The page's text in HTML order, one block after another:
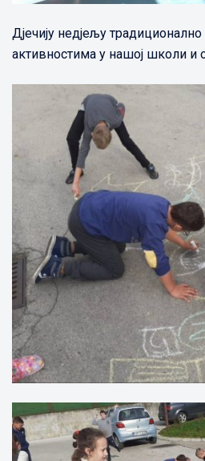
Дјечију недјељу
активностима у нашој школи и